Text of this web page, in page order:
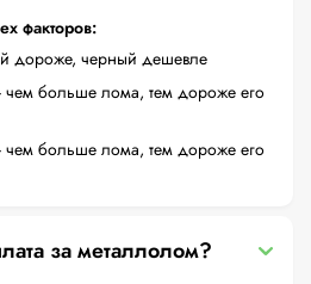
факторов:
дороже, черный дешевле
чем больше лома, тем дороже его
чем больше лома, тем дороже его
за металлолом?